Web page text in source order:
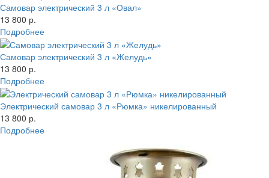
Самовар электрический 3 л «Овал»
13 800 р.
Подробнее
Самовар электрический 3 л «Желудь»
13 800 р.
Подробнее
Электрический самовар 3 л «Рюмка» никелированный
13 800 р.
Подробнее